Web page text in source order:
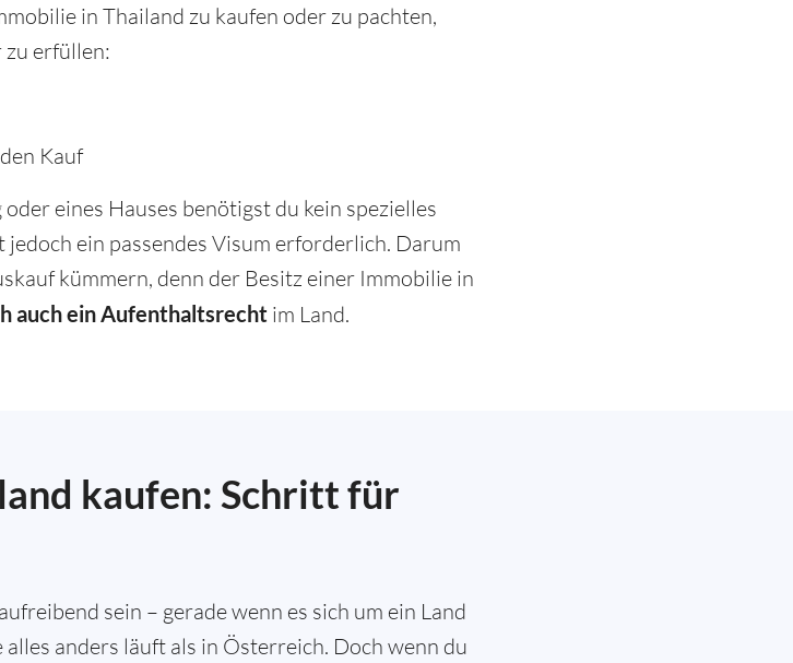
in Thailand zu kaufen oder zu pachten,
zu erfüllen:
Kauf
eines Hauses benötigst du kein spezielles
ein passendes Visum erforderlich. Darum
kümmern, denn der Besitz einer Immobilie in
auch ein Aufenthaltsrecht im Land.
kaufen: Schritt für
sein – gerade wenn es sich um ein Land
anders läuft als in Österreich. Doch wenn du